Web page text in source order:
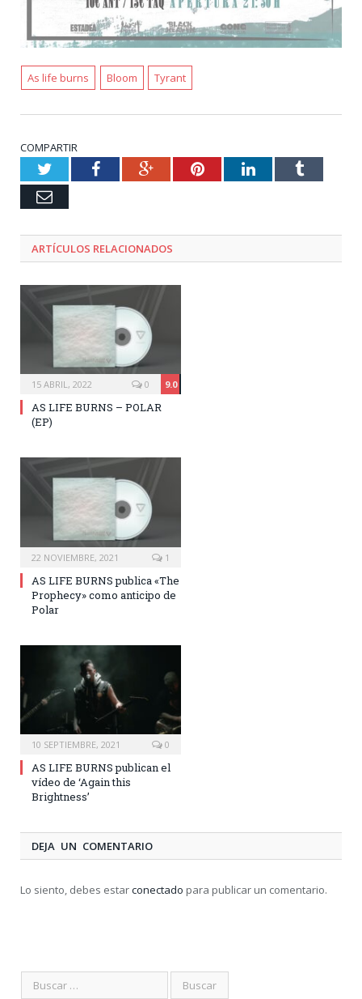
As life burns Bloom Tyrant
COMPARTIR
TwitterFacebookGoogle+PinterestLinkedInTumblr
Email
ARTÍCULOS RELACIONADOS
15 ABRIL, 2022 9.0
0
AS LIFE BURNS – POLAR
(EP)
22 NOVIEMBRE, 2021 1
AS LIFE BURNS publica «The
Prophecy» como anticipo de
Polar
10 SEPTIEMBRE, 2021 0
AS LIFE BURNS publican el
vídeo de ‘Again this
Brightness’
DEJA UN COMENTARIO
Lo siento, debes estarconectado para publicar un comentario.